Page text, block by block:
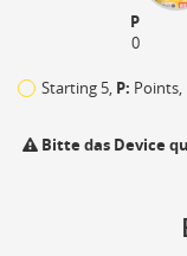
P
0
Starting 5, P: Points,
Bitte das Device